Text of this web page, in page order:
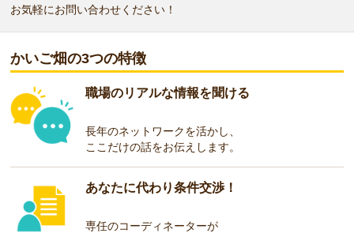
お気軽にお問い合わせください！
かいご畑の3つの特徴
職場のリアルな情報を聞ける
長年のネットワークを活かし、
ここだけの話をお伝えします。
あなたに代わり条件交渉！
専任のコーディネーターが